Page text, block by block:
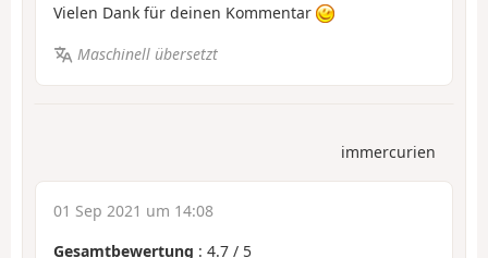
Vielen Dank für deinen Kommentar
Maschinell übersetzt
immercurien
01 Sep 2021 um 14:08
Gesamtbewertung : 4.7 / 5